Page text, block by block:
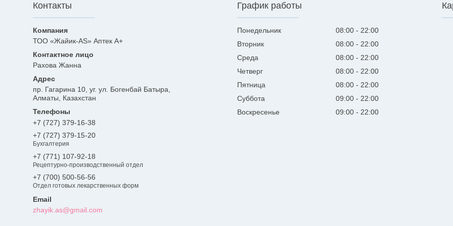
Контакты
ТОО «Жайик-AS» Аптек А+
Рахова Жанна
пр. Гагарина 10, уг. ул. Богенбай Батыра,
Алматы, Казахстан
+7 (727) 379-16-38
+7 (727) 379-15-20
Бухгалтерия
+7 (771) 107-92-18
Рецептурно-производственный отдел
+7 (700) 500-56-56
Отдел готовых лекарственных форм
zhayik.as@gmail.com
График работы
Понедельник 08:00
22:00
Вторник
08:00
22:00
Среда
08:00
22:00
Четверг
08:00
22:00
Пятница
08:00
22:00
Суббота
09:00
22:00
Воскресенье
09:00 22:00